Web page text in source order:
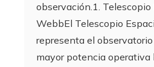
observación.1. Telescopio
WebbEl Telescopio
representa el
mayor potencia operativa